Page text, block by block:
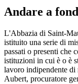
Andare a
L'Abbazia di Saint-
istituito una serie di
passati o presenti che
istituzioni in cui è o è
lavoro indipendente di
Aubert, procuratore